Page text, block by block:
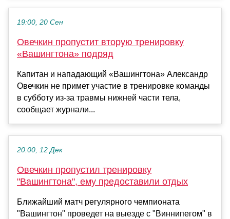
19:00, 20 Сен
Овечкин пропустит вторую тренировку
«Вашингтона» подряд
Капитан и нападающий «Вашингтона» Александр
Овечкин не примет участие в тренировке команды
в субботу из‑за травмы нижней части тела,
сообщает журнали...
20:00, 12 Дек
Овечкин пропустил тренировку
"Вашингтона", ему предоставили отдых
Ближайший матч регулярного чемпионата
"Вашингтон" проведет на выезде с "Виннипегом" в